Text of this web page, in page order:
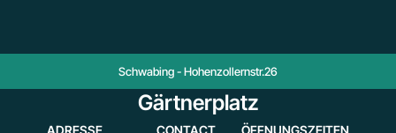
Schwabing - Hohenzollernstr.26
Gärtnerplatz
ADRESSE CONTACT
ÖFFNUNGSZEITEN